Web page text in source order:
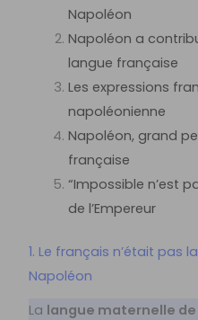
Napoléon
Napoléon a
langue française
Les expressions
napoléonienne
Napoléon, grand
française
“Impossible n’est
de l’Empereur
1. Le français n’était pas
Napoléon
La langue maternelle